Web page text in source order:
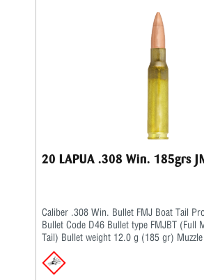
20 LAPUA .308 Win. 185grs
Caliber .308 Win. Bullet FMJ Boat Tail Product no. 4317590
Bullet Code D46 Bullet type FMJBT (Full Metal Jacket Boat
Tail) Bullet weight 12.0 g (185 gr) Muzzle velocity 760 m/s
(2490 fps) Purpose Hunting, Tactical, Target Twist rate 1-